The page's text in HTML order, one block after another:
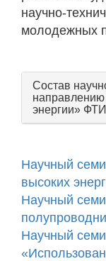
научно-
молодежных
Состав
направлению
энергии»
Научный
высоких
Научный
Научный